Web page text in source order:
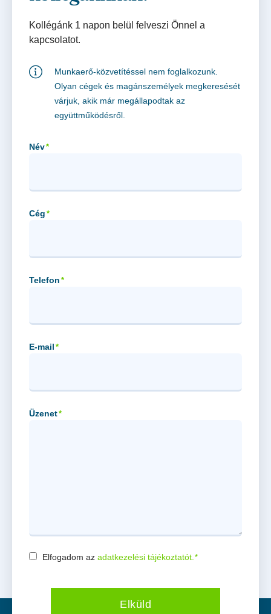
Kollégánk 1 napon belül felveszi Önnel a
kapcsolatot.
Munkaerő-közvetítéssel nem foglalkozunk.
Olyan cégek és magánszemélyek megkeresését
várjuk, akik már megállapodtak az
együttműködésről.
Név*
Cég *
Telefon *
E-mail *
Üzenet*
Consent*
Elfogadom az adatkezelési tájékoztatót. *
Elküld